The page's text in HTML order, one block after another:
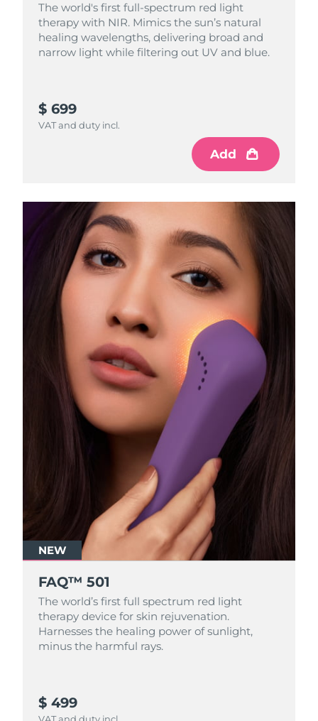
The world's first full-spectrum red light
therapy with NIR. Mimics the sun’s natural
healing wavelengths, delivering broad and
narrow light while filtering out UV and blue.
$ 699
VAT and duty incl.
Add
NEW
FAQ™ 501
The world’s first full spectrum red light
therapy device for skin rejuvenation.
Harnesses the healing power of sunlight,
minus the harmful rays.
$ 499